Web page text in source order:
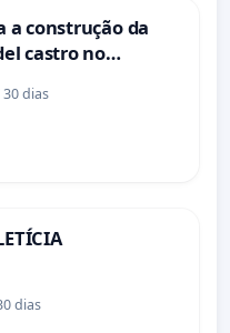
a construção da
castro no
dias
dias